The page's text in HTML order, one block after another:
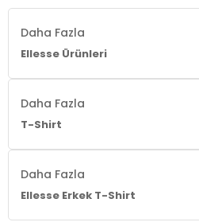
Daha Fazla
Ellesse Ürünleri
Daha Fazla
T-Shirt
Daha Fazla
Ellesse Erkek T-Shirt